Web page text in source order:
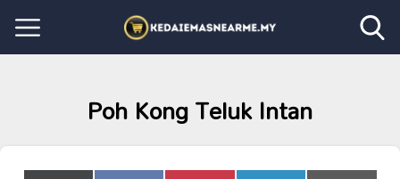
Poh Kong Teluk Intan